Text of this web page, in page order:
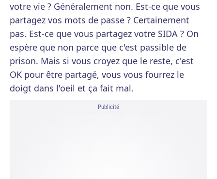
votre vie ? Généralement non. Est-ce que vous
partagez vos mots de passe ? Certainement
pas. Est-ce que vous partagez votre SIDA ? On
espère que non parce que c'est passible de
prison. Mais si vous croyez que le reste, c'est
OK pour être partagé, vous vous fourrez le
doigt dans l'oeil et ça fait mal.
Publicité